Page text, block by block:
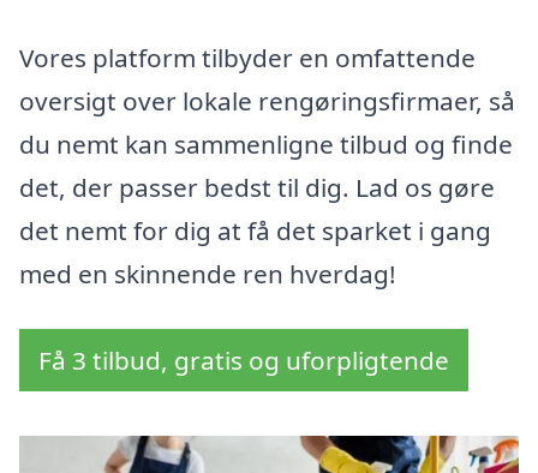
Vores platform tilbyder en omfattende
oversigt over lokale rengøringsfirmaer, så
du nemt kan sammenligne tilbud og finde
det, der passer bedst til dig. Lad os gøre
det nemt for dig at få det sparket i gang
med en skinnende ren hverdag!
Få 3 tilbud, gratis og uforpligtende